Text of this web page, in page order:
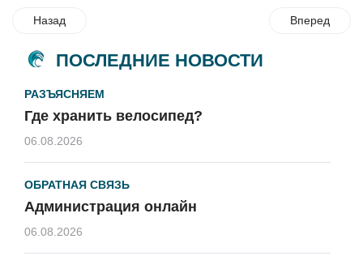
Назад Вперед
ПОСЛЕДНИЕ НОВОСТИ
РАЗЪЯСНЯЕМ
Где хранить велосипед?
06.08.2026
ОБРАТНАЯ СВЯЗЬ
Администрация онлайн
06.08.2026